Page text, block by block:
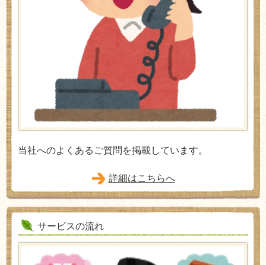
当社へのよくあるご質問を掲載しています。
詳細はこちらへ
サービスの流れ